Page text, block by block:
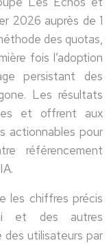
2026 auprès de 1
des quotas,
fois l’adoption
persistant des
Les résultats
et offrent aux
actionnables pour
référencement
les chiffres précis
et des autres
utilisateurs par